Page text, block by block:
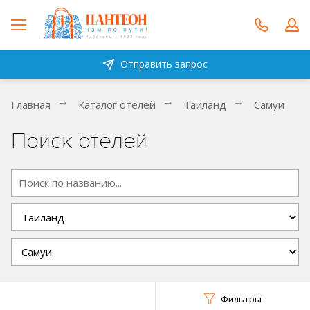
Отправить запрос
Главная Каталог отелей Таиланд Самуи
Поиск отелей
Фильтры